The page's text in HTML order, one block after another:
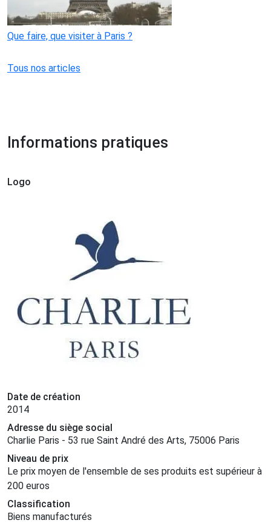
Que faire, que visiter à Paris ?
Tous nos articles
Informations pratiques
Logo
Date de création
2014
Adresse du siège social
Charlie Paris - 53 rue Saint André des Arts, 75006 Paris
Niveau de prix
Le prix moyen de l'ensemble de ses produits est supérieur à
200 euros
Classification
Biens manufacturés